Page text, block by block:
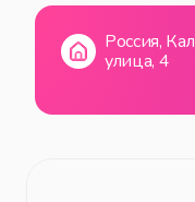
Россия,
улица, 4